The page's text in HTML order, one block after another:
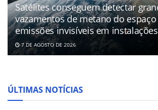
Satélites conseguem detectar
vazamentos de metano do
emissões invisíveis em
7 DE AGOSTO DE 2026
ÚLTIMAS NOTÍCIAS